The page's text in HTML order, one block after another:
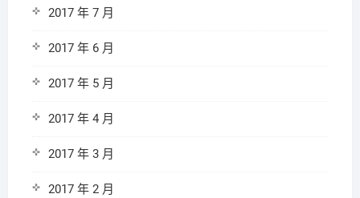
2017 年 7 月
2017 年 6 月
2017 年 5 月
2017 年 4 月
2017 年 3 月
2017 年 2 月